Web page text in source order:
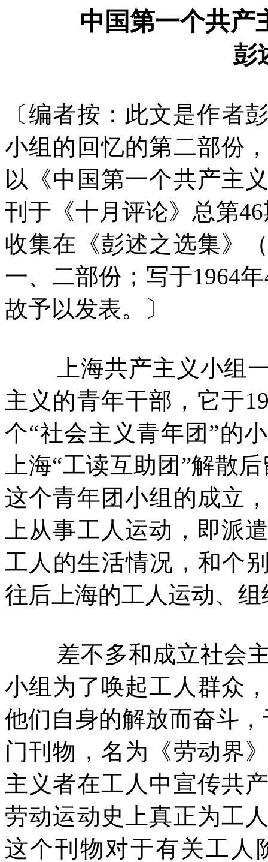
中国第一个共产
彭
〔编者按：此文是作者
小组的回忆的第二部份
以《中国第一个共产主
刊于《十月评论》总第46
收集在《彭述之选集》
一、二部份；写于1964年
故予以发表。〕
上海共产主义小组
主义的青年干部，它于
个“社会主义青年团”的
上海“工读互助团”解散
这个青年团小组的成立
上从事工人运动，即派
工人的生活情况，和个
往后上海的工人运动、
差不多和成立社会
小组为了唤起工人群众
他们自身的解放而奋斗，
门刊物，名为《劳动界
主义者在工人中宣传共
劳动运动史上真正为工
这个刊物对于有关工人